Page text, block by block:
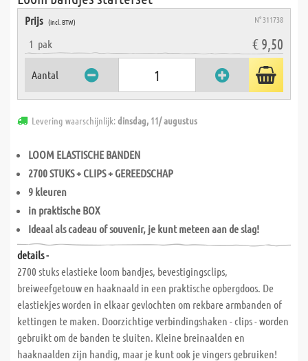
Prijs (incl. BTW) N° 311738
1 pak € 9,50
Aantal
Levering waarschijnlijk:dinsdag, 11/ augustus
LOOM ELASTISCHE BANDEN
2700 STUKS + CLIPS + GEREEDSCHAP
9 kleuren
in praktische BOX
Ideaal als cadeau of souvenir, je kunt meteen aan de slag!
details -
2700 stuks elastieke loom bandjes, bevestigingsclips,
breiweefgetouw en haaknaald in een praktische opbergdoos. De
elastiekjes worden in elkaar gevlochten om rekbare armbanden of
kettingen te maken. Doorzichtige verbindingshaken - clips - worden
gebruikt om de banden te sluiten. Kleine breinaalden en
haaknaalden zijn handig, maar je kunt ook je vingers gebruiken!